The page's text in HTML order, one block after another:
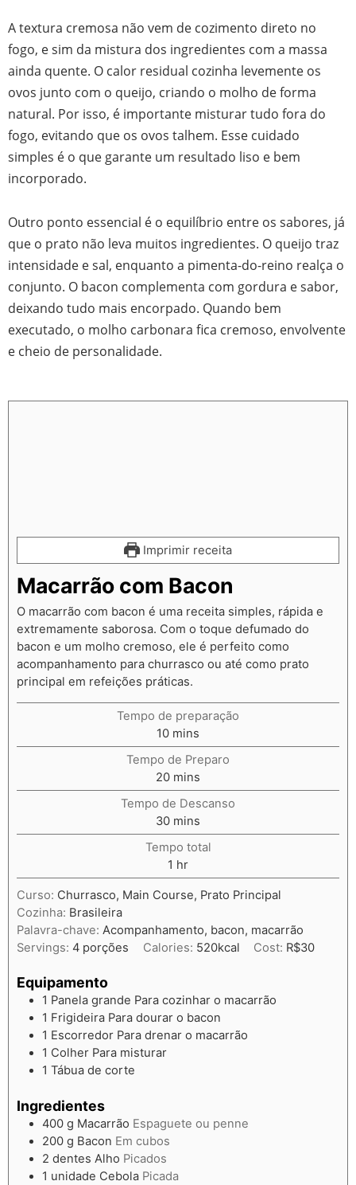
A textura cremosa não vem de cozimento direto no
fogo, e sim da mistura dos ingredientes com a massa
ainda quente. O calor residual cozinha levemente os
ovos junto com o queijo, criando o molho de forma
natural. Por isso, é importante misturar tudo fora do
fogo, evitando que os ovos talhem. Esse cuidado
simples é o que garante um resultado liso e bem
incorporado.
Outro ponto essencial é o equilíbrio entre os sabores, já
que o prato não leva muitos ingredientes. O queijo traz
intensidade e sal, enquanto a pimenta-do-reino realça o
conjunto. O bacon complementa com gordura e sabor,
deixando tudo mais encorpado. Quando bem
executado, o molho carbonara fica cremoso, envolvente
e cheio de personalidade.
Imprimir receita
Macarrão com Bacon
O macarrão com bacon é uma receita simples, rápida e
extremamente saborosa. Com o toque defumado do
bacon e um molho cremoso, ele é perfeito como
acompanhamento para churrasco ou até como prato
principal em refeições práticas.
Tempo de preparação
10 mins
Tempo de Preparo
20 mins
Tempo de Descanso
30 mins
Tempo total
1 hr
Curso: Churrasco, Main Course, Prato Principal
Cozinha: Brasileira
Palavra-chave: Acompanhamento, bacon, macarrão
Servings: 4 porções Calories: 520kcal Cost: R$30
Equipamento
1 Panela grande Para cozinhar o macarrão
1 Frigideira Para dourar o bacon
1 Escorredor Para drenar o macarrão
1 Colher Para misturar
1 Tábua de corte
Ingredientes
400 g Macarrão Espaguete ou penne
200 g Bacon Em cubos
2 dentes Alho Picados
1 unidade Cebola Picada